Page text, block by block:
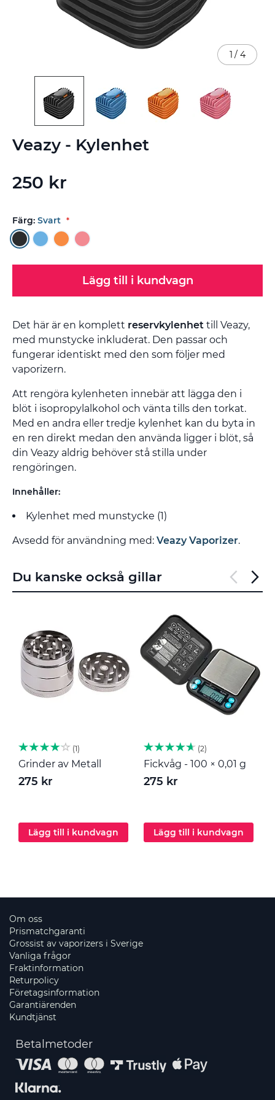
Veazy - Kylenhet
250 kr
Färg: Svart
Lägg till i kundvagn
Det här är en komplett reservkylenhet till Veazy,
med munstycke inkluderat. Den passar och
fungerar identiskt med den som följer med
vaporizern.
Att rengöra kylenheten innebär att lägga den i
blöt i isopropylalkohol och vänta tills den torkat.
Med en andra eller tredje kylenhet kan du byta in
en ren direkt medan den använda ligger i blöt, så
din Veazy aldrig behöver stå stilla under
rengöringen.
Innehåller:
Kylenhet med munstycke (1)
Avsedd för användning med: Veazy Vaporizer.
1 / 4
till
bildgalleriet
Du kanske också gillar
1
Grinder av Metall
275 kr
Lägg till i kundvagn
2
Fickvåg - 100 × 0,01 g
275 kr
Lägg till i kundvagn
Om oss
Prismatchgaranti
Grossist av vaporizers i Sverige
Vanliga frågor
Fraktinformation
Returpolicy
Företagsinformation
Garantiärenden
Kundtjänst
Betalmetoder